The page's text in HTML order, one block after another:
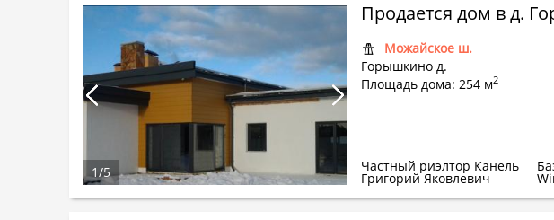
Продается дом в д.
Можайское ш.
Горышкино д.
Площадь дома: 254 м2
Частный риэлтор Канель
Григорий Яковлевич
1/5